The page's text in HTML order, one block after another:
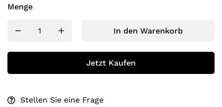
Menge
In den Warenkorb
Jetzt Kaufen
Stellen Sie eine Frage